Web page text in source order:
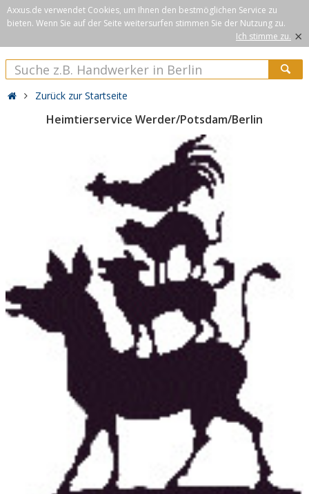
Axxus.de verwendet Cookies, um Ihnen den bestmöglichen Service zu
bieten. Wenn Sie auf der Seite weitersurfen stimmen Sie der Nutzung zu.
Ich stimme zu. ×
Zurück zur Startseite
Heimtierservice Werder/Potsdam/Berlin